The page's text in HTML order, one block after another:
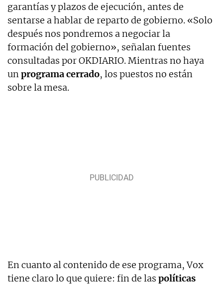
garantías y plazos de ejecución, antes de
sentarse a hablar de reparto de gobierno. «Solo
después nos pondremos a negociar la
formación del gobierno», señalan fuentes
consultadas por OKDIARIO. Mientras no haya
unprograma cerrado, los puestos no están
sobre la mesa.
En cuanto al contenido de ese programa, Vox
tiene claro lo que quiere: fin de las políticas